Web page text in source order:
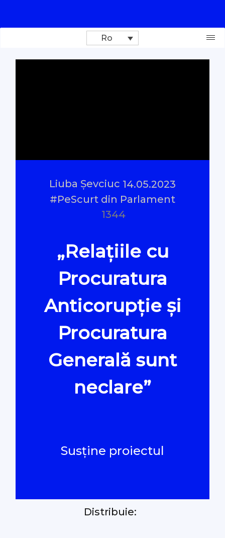
Documentare
Interviu cu sens
Oamenii Legii
#PeScurt din Parlament
Ro
Liuba Șevciuc 14.05.2023
#PeScurt din Parlament
1344
„Relațiile cu
Procuratura
Anticorupție și
Procuratura
Generală sunt
neclare”
Susține proiectul
Distribuie: